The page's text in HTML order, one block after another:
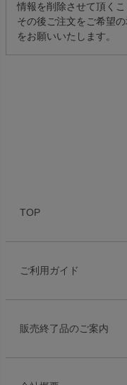
情報を削除させて頂くこ
その後ご注文をご希望
をお願いいたします。
TOP
ご利用ガイド
販売終了品のご案内